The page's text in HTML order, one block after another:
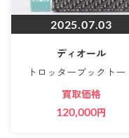
2025.07.03
ディオール
トロッターブックトー
買取価格
120,000円